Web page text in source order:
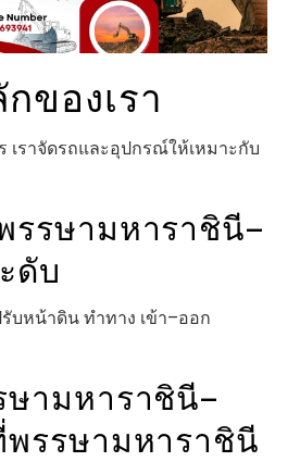
ของเรา
เราจัดรถและอุปกรณ์ให้เหมาะกับ
รรษามหาราชินี–
ดับ
บหน้าดิน ทำทาง เข้า–ออก
ามหาราชินี–
รรษามหาราชินี